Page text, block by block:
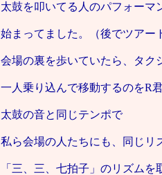
太鼓を叩いてる人のパフォーマ
始まってました。（後でツアー
会場の裏を歩いていたら、タク
一人乗り込んで移動するのをR
太鼓の音と同じテンポで
私ら会場の人たちにも、同じリ
「三、三、七拍子」のリズムを